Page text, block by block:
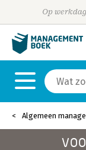
Op
Algemeen